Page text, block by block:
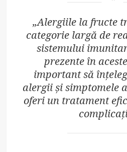
„Alergiile la fructe
categorie largă de
sistemului
prezente în
important să
alergii și simptomele
oferi un tratament